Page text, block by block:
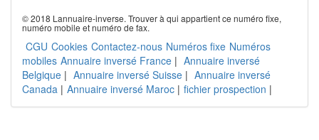
© 2018 Lannuaire-inverse. Trouver à qui appartient ce numéro fixe,
numéro mobile et numéro de fax.
CGU Cookies Contactez-nous Numéros fixe Numéros
mobiles Annuaire inversé France | Annuaire inversé
Belgique | Annuaire inversé Suisse | Annuaire inversé
Canada | Annuaire inversé Maroc | fichier prospection |